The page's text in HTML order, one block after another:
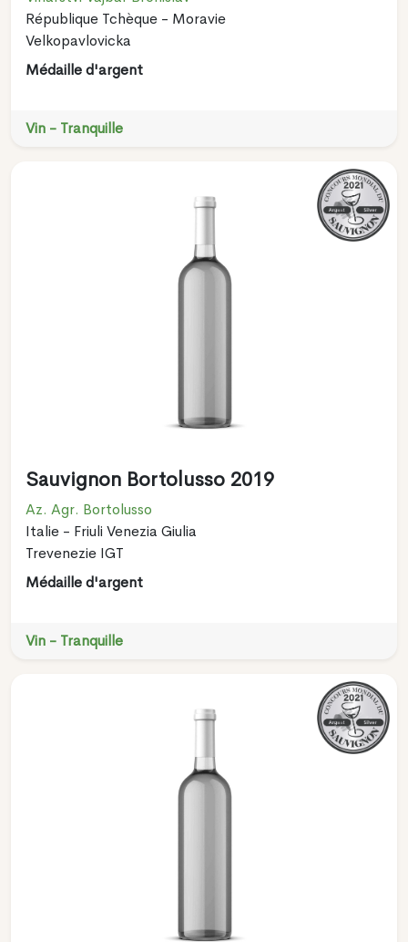
République Tchèque - Moravie
Velkopavlovicka
Médaille d'argent
Vin - Tranquille
Sauvignon Bortolusso 2019
Az. Agr. Bortolusso
Italie - Friuli Venezia Giulia
Trevenezie IGT
Médaille d'argent
Vin - Tranquille